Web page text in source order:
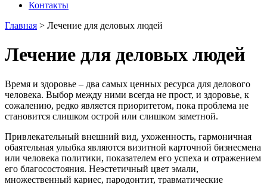
Контакты
Главная > Лечение для деловых людей
Лечение для деловых людей
Время и здоровье – два самых ценных ресурса для делового
человека. Выбор между ними всегда не прост, и здоровье, к
сожалению, редко является приоритетом, пока проблема не
становится слишком острой или слишком заметной.
Привлекательный внешний вид, ухоженность, гармоничная
обаятельная улыбка являются визитной карточной бизнесмена
или человека политики, показателем его успеха и отражением
его благосостояния. Неэстетичный цвет эмали,
множественный кариес, пародонтит, травматические